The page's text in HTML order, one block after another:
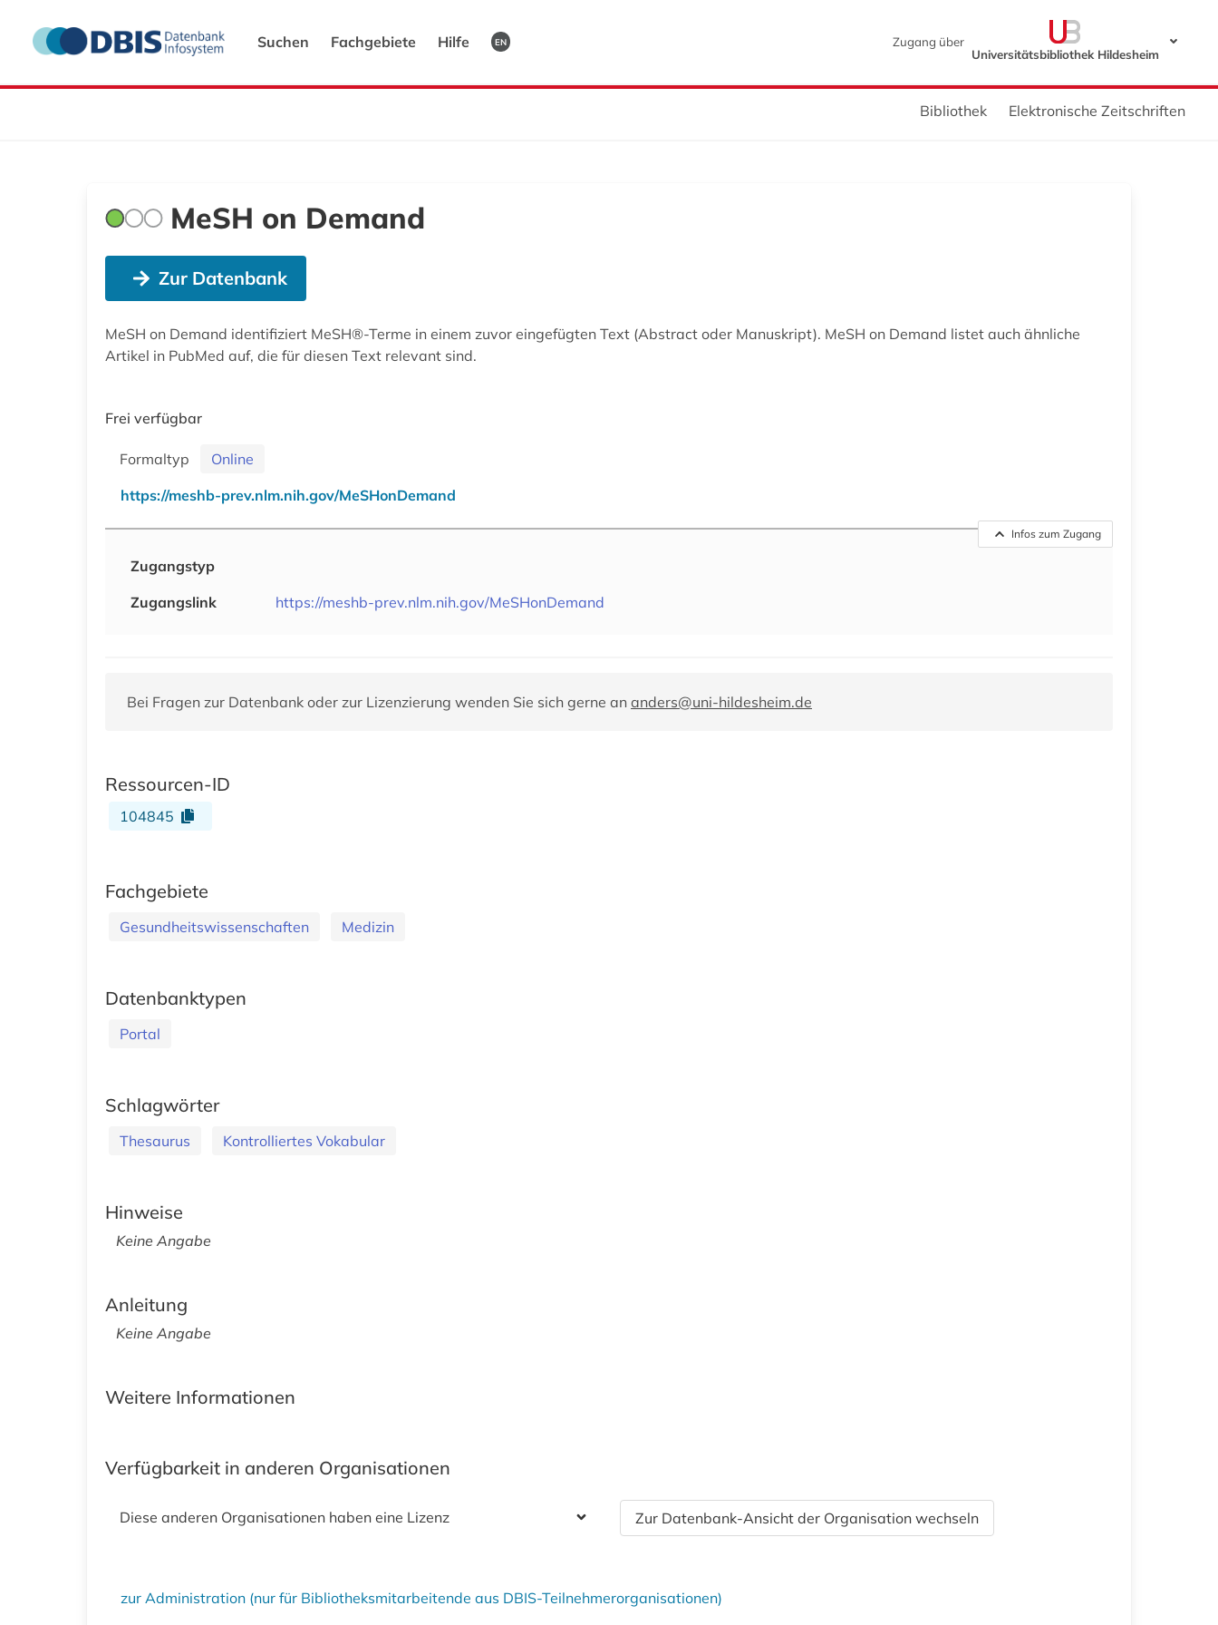
Suchen Fachgebiete Hilfe EN
Zugang über
Universitätsbibliothek Hildesheim
Bibliothek Elektronische Zeitschriften
MeSH on Demand
Zur Datenbank
MeSH on Demand identifiziert MeSH®-Terme in einem zuvor eingefügten Text (Abstract oder Manuskript). MeSH on Demand listet auch ähnliche
Artikel in PubMed auf, die für diesen Text relevant sind.
Frei verfügbar
Formaltyp
Online
https://meshb-prev.nlm.nih.gov/MeSHonDemand
Infos zum Zugang
Zugangstyp
Zugangslink
https://meshb-prev.nlm.nih.gov/MeSHonDemand
Bei Fragen zur Datenbank oder zur Lizenzierung wenden Sie sich gerne an anders@uni-hildesheim.de
Ressourcen-ID
104845
Fachgebiete
Gesundheitswissenschaften Medizin
Datenbanktypen
Portal
Schlagwörter
Thesaurus Kontrolliertes Vokabular
Hinweise
Keine Angabe
Anleitung
Keine Angabe
Weitere Informationen
Verfügbarkeit in anderen Organisationen
Diese anderen Organisationen haben eine Lizenz Zur Datenbank-Ansicht der Organisation wechseln
zur Administration (nur für Bibliotheksmitarbeitende aus DBIS-Teilnehmerorganisationen)